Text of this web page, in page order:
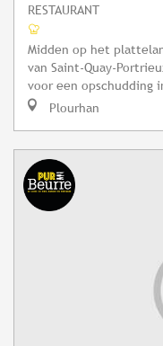
RESTAURANT
Midden op het
van Saint-Quay-
voor een opschudding
Plourhan